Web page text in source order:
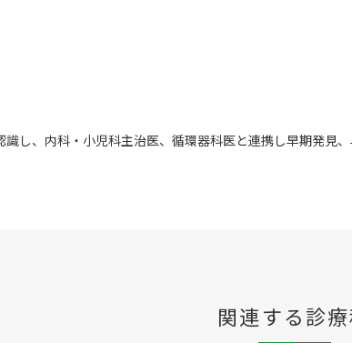
し、内科・小児科主治医、循環器科医と連携し早期発見
関連する診